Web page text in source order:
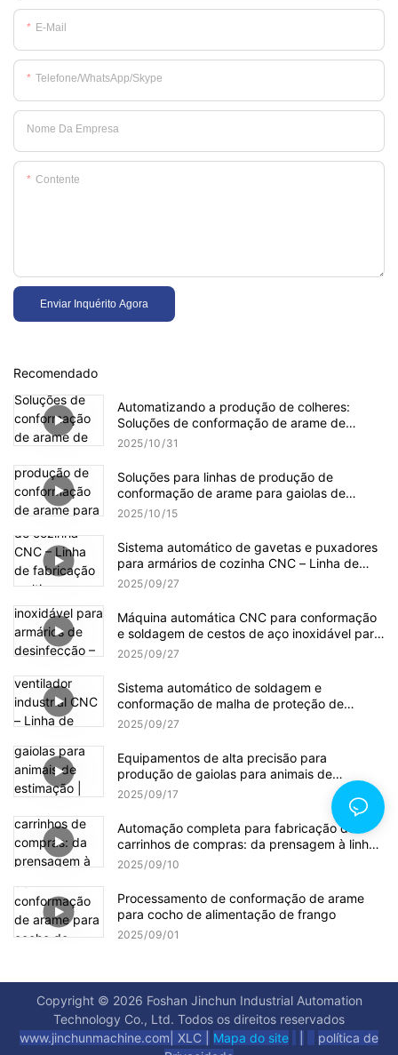
E-Mail
Telefone/WhatsApp/Skype
Nome Da Empresa
Contente
Enviar Inquérito Agora
Recomendado
Automatizando a produção de colheres:
Soluções de conformação de arame de
precisão da Jinchun para eficiência industrial
2025 10 31
Soluções para linhas de produção de
conformação de arame para gaiolas de
pássaros
2025 10 15
Sistema automático de gavetas e puxadores
para armários de cozinha CNC – Linha de
fabricação multiprocesso para soluções de
2025 09 27
Máquina automática CNC para conformação
e soldagem de cestos de aço inoxidável para
armários de desinfecção – Linha de produção
grau médico
2025 09 27
Sistema automático de soldagem e
conformação de malha de proteção de
ventilador industrial CNC – Linha de produção
alta eficiência
2025 09 27
Equipamentos de alta precisão para
produção de gaiolas para animais de
estimação | Máquinas de tela de arame
galvanizado e sistemas de soldagem CNC
2025 09 17
Automação completa para fabricação de
carrinhos de compras: da prensagem à linha
de montagem final
2025 09 10
Processamento de conformação de arame
para cocho de alimentação de frango
2025 09 01
Copyright © 2026 Foshan Jinchun Industrial Automation
Technology Co., Ltd. Todos os direitos reservados
www.jinchunmachine.com XLC | Mapa do site
política de